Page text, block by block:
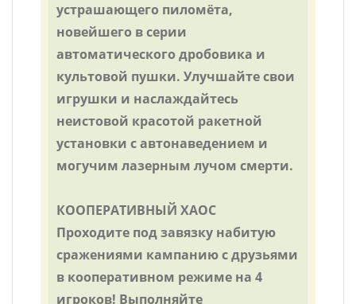
устрашающего пиломёта,
новейшего в серии
автоматического дробовика и
культовой пушки. Улучшайте свои
игрушки и наслаждайтесь
неистовой красотой ракетной
установки с автонаведением и
могучим лазерным лучом смерти.
КООПЕРАТИВНЫЙ ХАОС
Проходите под завязку набитую
сражениями кампанию с друзьями
в кооперативном режиме на 4
игроков! Выполняйте